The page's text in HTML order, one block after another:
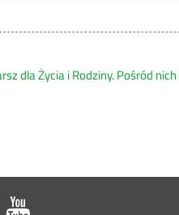
dla Życia i Rodziny. Pośród